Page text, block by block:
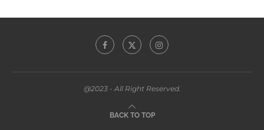
@2023 - All Right Reserved.
BACK TO TOP